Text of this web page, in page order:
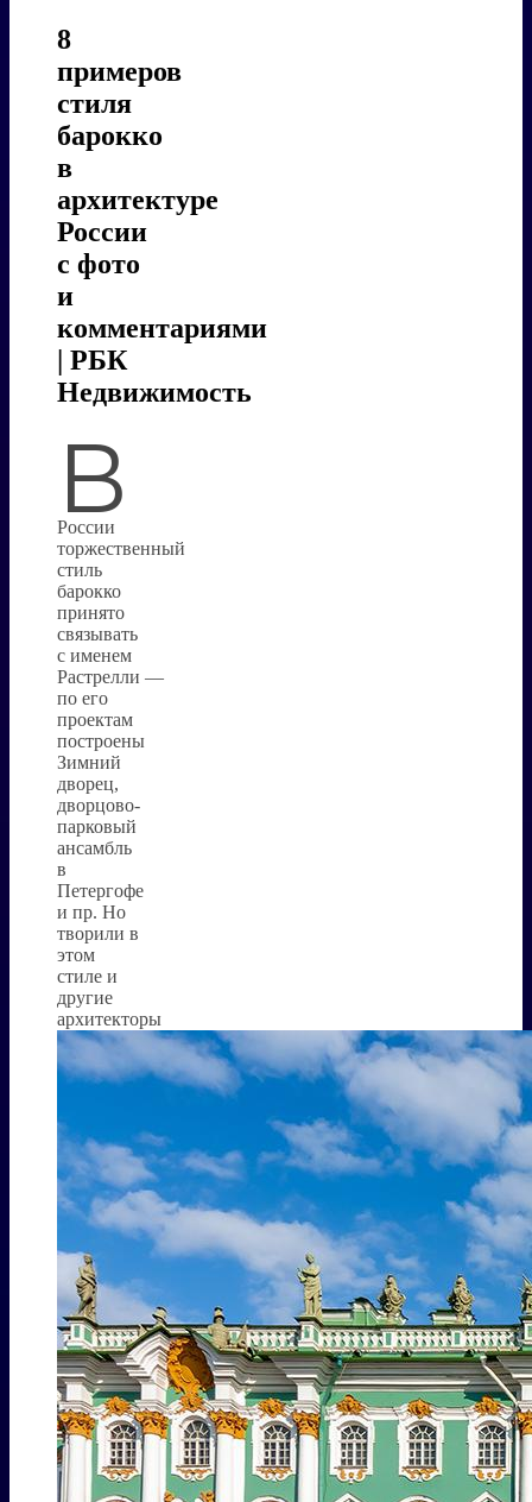
8
примеров
стиля
барокко
в
архитектуре
России
с фото
и
комментариями
| РБК
Недвижимость
В
России
торжественный
стиль
барокко
принято
связывать
с именем
Растрелли —
по его
проектам
построены
Зимний
дворец,
дворцово-
парковый
ансамбль
в
Петергофе
и пр. Но
творили в
этом
стиле и
другие
архитекторы